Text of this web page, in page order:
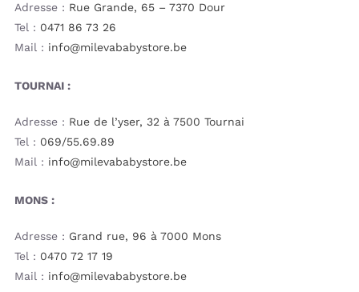
Adresse : Rue Grande, 65 – 7370 Dour
Tel : 0471 86 73 26
Mail : info@milevababystore.be
TOURNAI :
Adresse : Rue de l’yser, 32 à 7500 Tournai
Tel : 069/55.69.89
Mail : info@milevababystore.be
MONS :
Adresse : Grand rue, 96 à 7000 Mons
Tel : 0470 72 17 19
Mail : info@milevababystore.be